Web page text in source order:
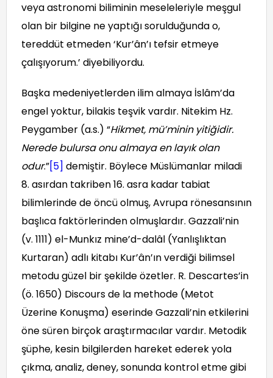
veya astronomi biliminin meseleleriyle meşgul
olan bir bilgine ne yaptığı sorulduğunda o,
tereddüt etmeden ‘Kur’ân’ı tefsir etmeye
çalışıyorum.’ diyebiliyordu.
Başka medeniyetlerden ilim almaya İslâm’da
engel yoktur, bilakis teşvik vardır. Nitekim Hz.
Peygamber (a.s.) “Hikmet, mü’minin yitiğidir.
Nerede bulursa onu almaya en layık olan
odur.”[5] demiştir. Böylece Müslümanlar miladi
8. asırdan takriben 16. asra kadar tabiat
bilimlerinde de öncü olmuş, Avrupa rönesansının
başlıca faktörlerinden olmuşlardır. Gazzali’nin
(v. 1111) el-Munkız mine’d-dalâl (Yanlışlıktan
Kurtaran) adlı kitabı Kur’ân’ın verdiği bilimsel
metodu güzel bir şekilde özetler. R. Descartes’in
(ö. 1650) Discours de la methode (Metot
Üzerine Konuşma) eserinde Gazzali’nin etkilerini
öne süren birçok araştırmacılar vardır. Metodik
şüphe, kesin bilgilerden hareket ederek yola
çıkma, analiz, deney, sonunda kontrol etme gibi